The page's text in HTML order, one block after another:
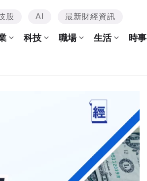
股 AI 最新財經資訊
科技 職場 生活 時事